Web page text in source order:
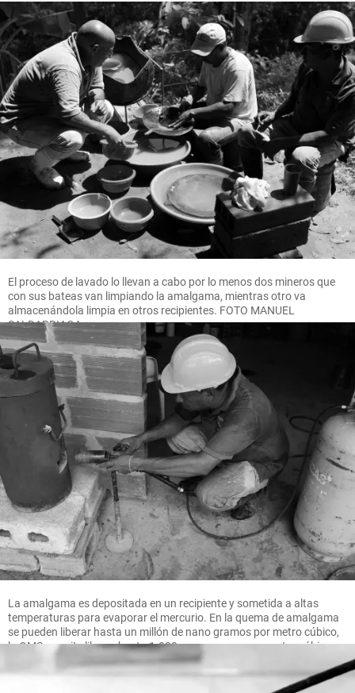
El proceso de lavado lo llevan a cabo por lo menos dos mineros que
con sus bateas van limpiando la amalgama, mientras otro va
almacenándola limpia en otros recipientes. FOTO MANUEL
SALDARRIAGA
La amalgama es depositada en un recipiente y sometida a altas
temperaturas para evaporar el mercurio. En la quema de amalgama
se pueden liberar hasta un millón de nano gramos por metro cúbico,
la OMS permite liberar hasta 1.000 nano gramos por metro cúbico.